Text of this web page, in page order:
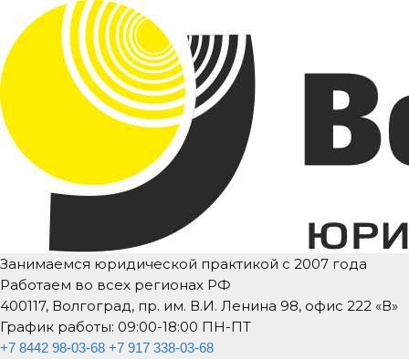
Занимаемся юридической практикой с 2007 года
Работаем во всех регионах РФ
400117, Волгоград, пр. им. В.И. Ленина 98, офис 222 «В»
График работы: 09:00-18:00 ПН-ПТ
+7 8442 98-03-68 +7 917 338-03-68